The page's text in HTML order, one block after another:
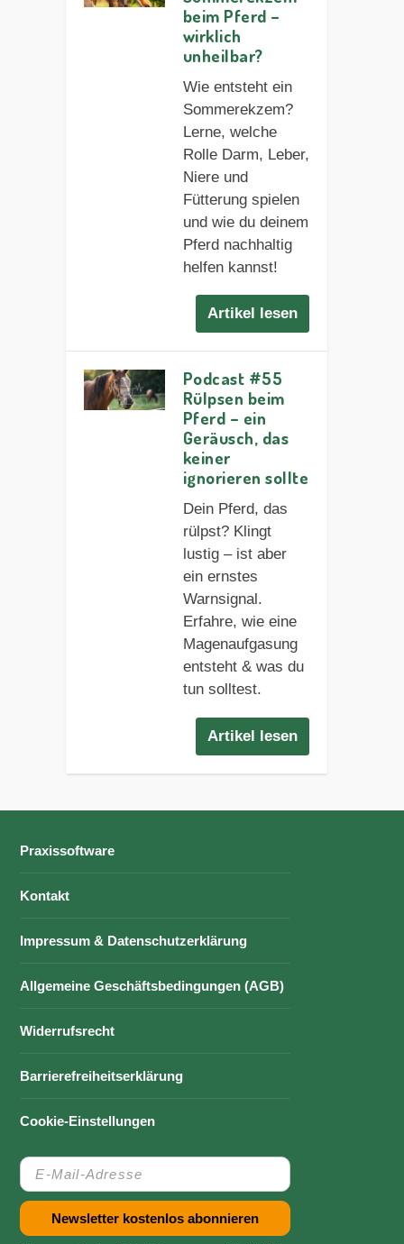
beim Pferd –
wirklich
unheilbar?
Wie entsteht ein
Sommerekzem?
Lerne, welche
Rolle Darm, Leber,
Niere und
Fütterung spielen
und wie du deinem
Pferd nachhaltig
helfen kannst!
Artikel lesen
Podcast #55
Rülpsen beim
Pferd – ein
Geräusch, das
keiner
ignorieren sollte
Dein Pferd, das
rülpst? Klingt
lustig – ist aber
ein ernstes
Warnsignal.
Erfahre, wie eine
Magenaufgasung
entsteht & was du
tun solltest.
Artikel lesen
Praxissoftware
Kontakt
Impressum & Datenschutzerklärung
Allgemeine Geschäftsbedingungen (AGB)
Widerrufsrecht
Barrierefreiheitserklärung
Cookie-Einstellungen